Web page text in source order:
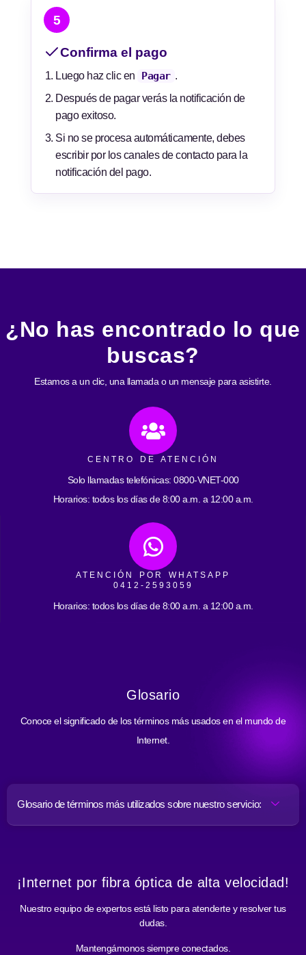
5
Confirma el pago
Luego haz clic en Pagar .
Después de pagar verás la notificación de
pago exitoso.
Si no se procesa automáticamente, debes
escribir por los canales de contacto para la
notificación del pago.
¿No has encontrado lo que
buscas?
Estamos a un clic, una llamada o un mensaje para asistirte.
CENTRO DE ATENCIÓN
Solo llamadas telefónicas: 0800-VNET-000
Horarios: todos los días de 8:00 a.m. a 12:00 a.m.
ATENCIÓN POR WHATSAPP
0412-2593059
Horarios: todos los días de 8:00 a.m. a 12:00 a.m.
Glosario
Conoce el significado de los términos más usados en el mundo de
Internet.
Glosario de términos más utilizados sobre nuestro servicio:
¡Internet por fibra óptica de alta velocidad!
Nuestro equipo de expertos está listo para atenderte y resolver tus
dudas.
Mantengámonos siempre conectados.